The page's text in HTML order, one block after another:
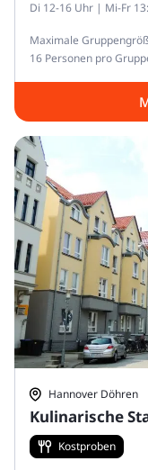
Di 12-16 Uhr | Mi-Fr
Maximale
16 Personen pro
Kulinarische
Hannover Döhren
Kostproben